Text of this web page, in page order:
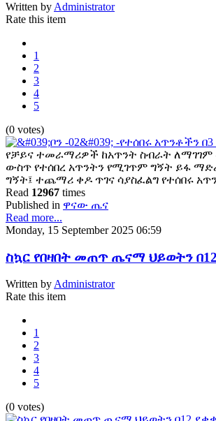
Written by Administrator
Rate this item
1
2
3
4
5
(0 votes)
የቻይና ተመራማሪዎች ከአጥንት ስብራት ለማገገም
ውስጥ የተሰበረ አጥንትን የሚገጥም ግኝት ይፋ
ግኝት፤ ተጨማሪ ቀዶ ጥገና ሳያስፈልግ የተሰበሩ
Read 12967 times
Published in ዋናው ጤና
Read more...
Monday, 15 September 2025 06:59
ስኳር የበዛበት መጠጥ ጤናማ ህይወትን
Written byAdministrator
Rate this item
1
2
3
4
5
(0 votes)